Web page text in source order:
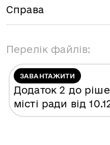
Справа
Перелік файлів:
ЗАВАНТАЖИТИ
Додаток 2 до
місті ради від